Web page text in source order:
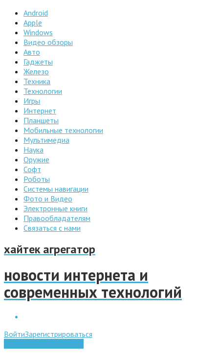
Android
Apple
Windows
Видео обзоры
Авто
Гаджеты
Железо
Техника
Технологии
Игры
Интернет
Планшеты
Мобильные технологии
Мультимедиа
Наука
Оружие
Софт
Роботы
Системы навигации
Фото и Видео
Электронные книги
Правообладателям
Связаться с нами
хайтек агрегатор
новости интернета и
современных технологий
ВойтиЗарегистрироваться